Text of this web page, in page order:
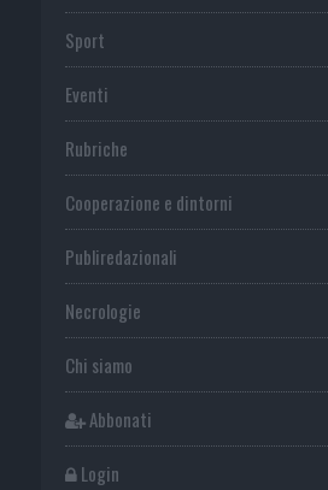
Sport
Eventi
Rubriche
Cooperazione e dintorni
Publiredazionali
Necrologie
Chi siamo
Abbonati
Login